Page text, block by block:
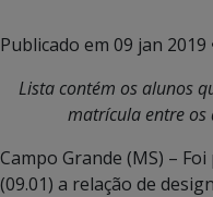
Publicado em 09 jan 2019
Lista contém os alunos
matrícula entre os
Campo Grande (MS) –
(09.01) a relação de